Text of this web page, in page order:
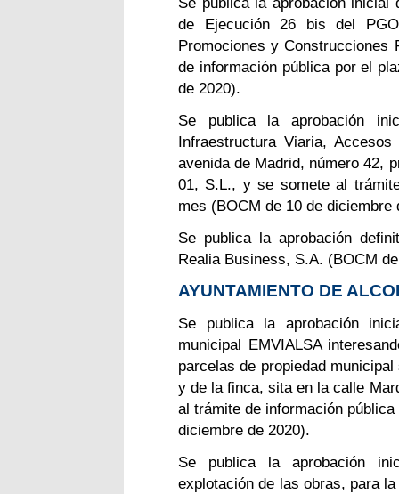
de Ejecución 26 bis del
Promociones y
de información pública por el
de 2020).
Se publica la aprobación
Infraestructura Viaria,
avenida de Madrid, número 42,
01, S.L., y se somete al
mes (BOCM de 10 de diciembre
Se publica la aprobación
Realia Business, S.A. (BOCM
AYUNTAMIENTO DE
Se publica la aprobación
municipal EMVIALSA
parcelas de propiedad
y de la finca, sita en la calle
al trámite de información
diciembre de 2020).
Se publica la aprobación
explotación de las obras, para